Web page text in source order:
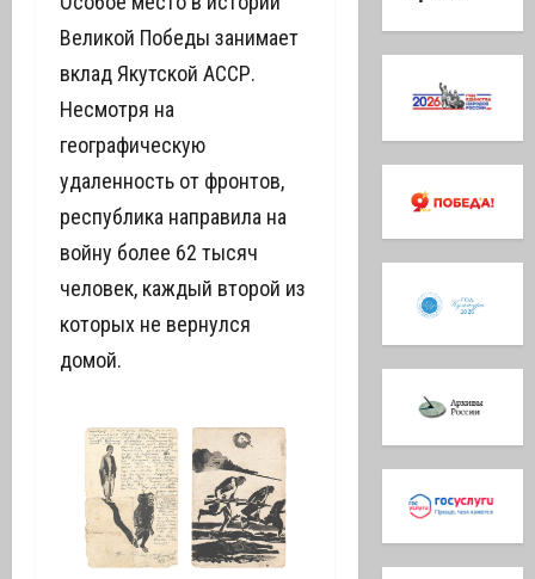
Великой Победы занимает
вклад Якутской АССР.
Несмотря на
географическую
удаленность от фронтов,
республика направила на
войну более 62 тысяч
человек, каждый второй из
которых не вернулся
домой.